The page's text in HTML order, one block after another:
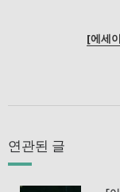
[에세
연관된 글